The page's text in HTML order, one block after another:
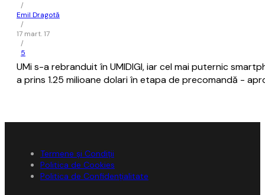
/
Emil Dragotă
/
17 mart. 17
/
5
UMi s-a rebranduit în UMIDIGI, iar cel mai puternic
a prins 1.25 milioane dolari în etapa de precomandă -
Termene și Condiții
Politica de Cookies
Politica de Confidențialitate